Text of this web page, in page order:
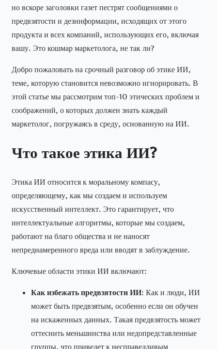
но вскоре заголовки газет пестрят сообщениями о
предвзятости и дезинформации, исходящих от этого
продукта и всех компаний, использующих его, включая
вашу. Это кошмар маркетолога, не так ли?
Добро пожаловать на срочный разговор об этике ИИ,
теме, которую становится невозможно игнорировать. В
этой статье мы рассмотрим топ-10 этических проблем и
соображений, о которых должен знать каждый
маркетолог, погружаясь в среду, основанную на ИИ.
Что такое этика ИИ?
Этика ИИ относится к моральному компасу,
определяющему, как мы создаем и используем
искусственный интеллект. Это гарантирует, что
интеллектуальные алгоритмы, которые мы создаем,
работают на благо общества и не наносят
непреднамеренного вреда или вводят в заблуждение.
Ключевые области этики ИИ включают:
Как избежать предвзятости ИИ: Как и люди, ИИ
может быть предвзятым, особенно если он обучен
на искаженных данных. Такая предвзятость может
оттеснить меньшинства или недопредставленные
группы, что приведет к несправедливым